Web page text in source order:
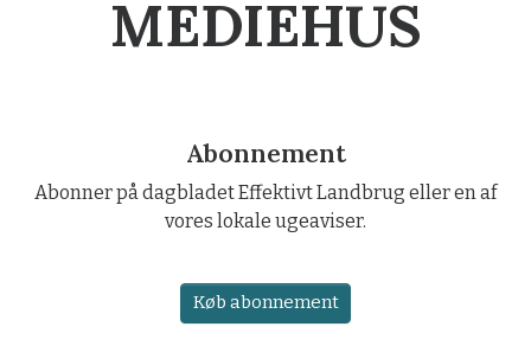
MEDIEHUS
Abonnement
Abonner på dagbladet Effektivt Landbrug eller en af
vores lokale ugeaviser.
Køb abonnement